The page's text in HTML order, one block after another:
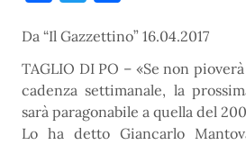
Da “Il Gazzettino” 16.04.2017
TAGLIO DI PO – «Se non
cadenza settimanale, la
sarà paragonabile a quella del
Lo ha detto Giancarlo